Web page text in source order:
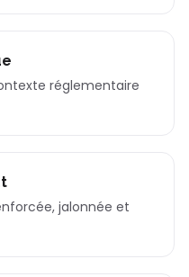
réglementaire
jalonnée et